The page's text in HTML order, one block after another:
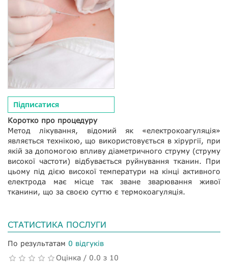
Підписатися
Коротко про процедуру
Метод лікування, відомий як «електрокоагуляція»
являється технікою, що використовується в хірургії, при
якій за допомогою впливу діаметричного струму (струму
високої частоти) відбувається руйнування тканин. При
цьому під дією високої температури на кінці активного
електрода має місце так зване зварювання живої
тканини, що за своєю суттю є термокоагуляція.
СТАТИСТИКА ПОСЛУГИ
По результатам 0 відгуків
Оцінка / 0.0 з 10